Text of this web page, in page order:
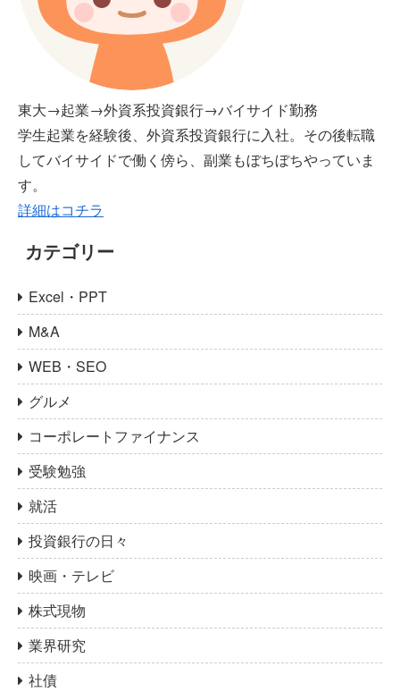
東大→起業→外資系投資銀行→バイサイド勤務
学生起業を経験後、外資系投資銀行に入社。その後転職
してバイサイドで働く傍ら、副業もぼちぼちやっていま
す。
詳細はコチラ
カテゴリー
Excel・PPT
M&A
WEB・SEO
グルメ
コーポレートファイナンス
受験勉強
就活
投資銀行の日々
映画・テレビ
株式現物
業界研究
社債